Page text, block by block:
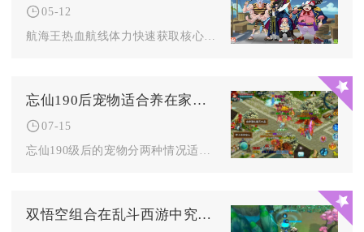
05-12
忘仙190后宠物适合养在家里吗
07-15
双悟空组合在乱斗西游中究竟有多厉害